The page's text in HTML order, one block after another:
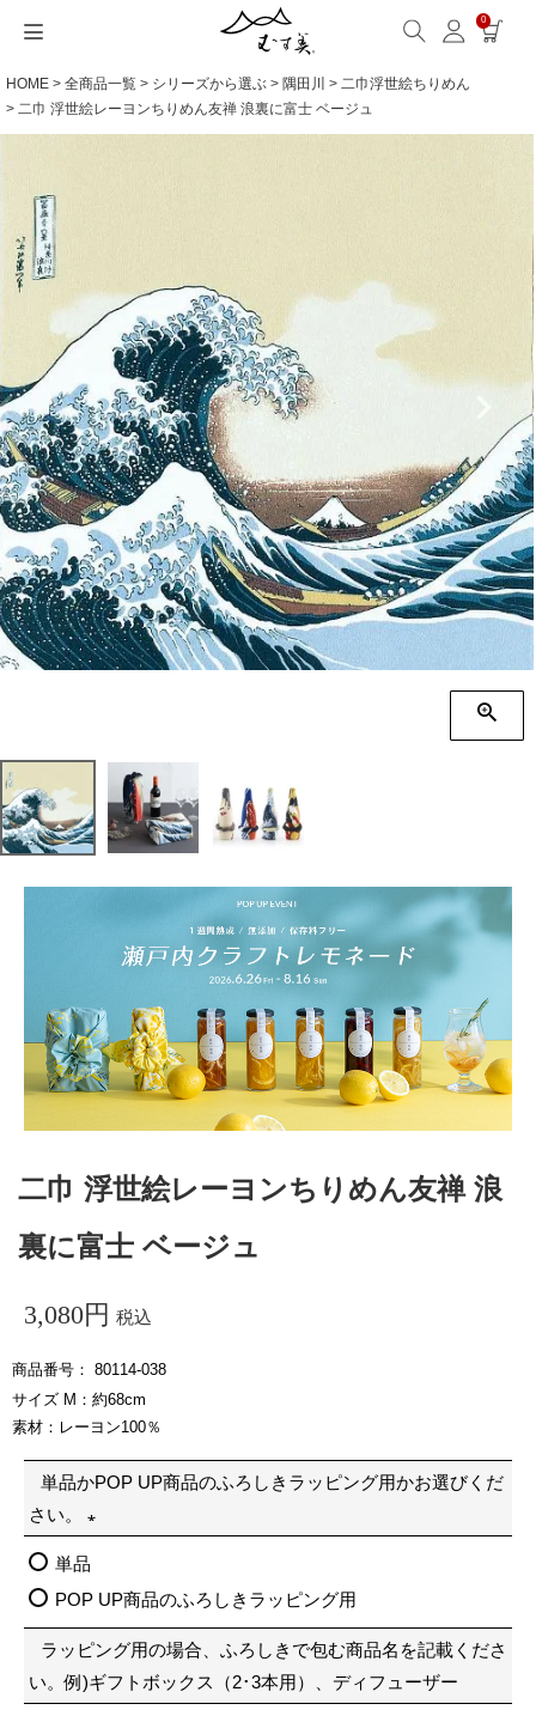
0
HOME 全商品一覧 シリーズから選ぶ 隅田川
二巾浮世絵ちりめん
二巾 浮世絵レーヨンちりめん友禅 浪裏に富士 ベージュ
二巾 浮世絵レーヨンちりめん友禅 浪
裏に富士 ベージュ
3,080 税込
商品番号
80114-038
サイズ M：約68cm
素材：レーヨン100％
単品かPOP UP商品のふろしきラッピング用かお選びくだ
さい。
必
)
単品
POP UP商品のふろしきラッピング用
ラッピング用の場合、ふろしきで包む商品名を記載くださ
い。例)ギフトボックス（2･3本用）、ディフューザー
サイズから選ぶ
Sサイズ(約45～50cm)
Mサイズ(約68～70cm)
Lサイズ(約90～120cm)
XLサイズ(約130cm～)
ギフトシーンから選ぶ
内祝い
婚礼・引出物
卒入学・就職祝い
弔事・法事
記念品
海外へのお土産
季節の贈り物
プチギフト
ギフトラッピング
シーンから選ぶ
毎日使うもの
お買い物
旅行
インテリア
ギフトラッピング
とっておきの日
素材から選ぶ
綿(コットン)
ポリエステル
リネン
ウール
レーヨン
正絹(絹100％)
シリーズ名から選ぶ
アクアドロップ(撥水)
ミナ ペルホネン
ひめむすび(Adeline Klam)
kata kata
鈴木マサル
こはれ
竹久夢二
伊砂文様
リバーシブル
ふくさ（念珠）・はんかち・書籍
はんかち・手ぬぐい
ふろしき書籍
名入れ・ラッピング
無料ラッピング
紙箱・木箱
発送・お問い合わせ
海外発送の方（English）
よくあるご質問
お問い合わせ
包み方・お手入れ
包み方・使い方
ワークショップ案内
ブログ・特集
特集
キャンペーン情報
読みもの(ブログ)
一升餅におすすめ
ストール巻き方
洋服カバー
ふろしきパッチン活用
特集
ECOバッグ 100cm
ECOバッグ 70cm
OUTDOOR
むす美とは
お取引をご希望の方